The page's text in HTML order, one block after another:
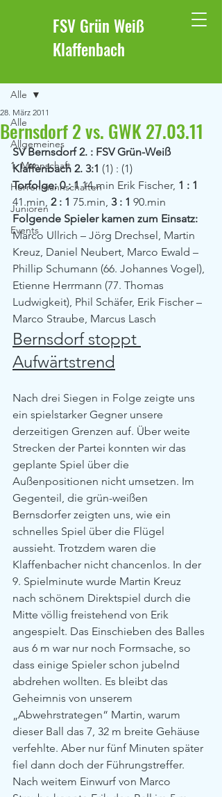
FSV Grün Weiß
Klaffenbach
Alle
Allgemeines
1. Mannschaft
Herrenmannschaften
Junioren
Events
Alle
Bernsdorf 2 vs. GWK 27.03.11
28. März 2011
SV Bernsdorf 2. : FSV Grün-Weiß
Klaffenbach 2. 3:1 (1) : (1)
Torfolge: 0 : 1 14.min Erik Fischer, 1 : 1
41.min, 2 : 1 75.min, 3 : 1 90.min
Folgende Spieler kamen zum Einsatz:
Marco Ullrich – Jörg Drechsel, Martin
Kreuz, Daniel Neubert, Marco Ewald –
Phillip Schumann (66. Johannes Vogel),
Etienne Herrmann (77. Thomas
Ludwigkeit), Phil Schäfer, Erik Fischer –
Marco Straube, Marcus Lasch
Bernsdorf stoppt
Aufwärtstrend
Nach drei Siegen in Folge zeigte uns
ein spielstarker Gegner unsere
derzeitigen Grenzen auf. Über weite
Strecken der Partei konnten wir das
geplante Spiel über die
Außenpositionen nicht umsetzen. Im
Gegenteil, die grün-weißen
Bernsdorfer zeigten uns, wie ein
schnelles Spiel über die Flügel
aussieht. Trotzdem waren die
Klaffenbacher nicht chancenlos. In der
9. Spielminute wurde Martin Kreuz
nach schönem Direktspiel durch die
Mitte völlig freistehend von Erik
angespielt. Das Einschieben des Balles
aus 6 m war nur noch Formsache, so
dass einige Spieler schon jubelnd
abdrehen wollten. Es bleibt das
Geheimnis von unserem
„Abwehrstrategen“ Martin, warum
dieser Ball das 7, 32 m breite Gehäuse
verfehlte. Aber nur fünf Minuten später
fiel dann doch der Führungstreffer.
Nach weitem Einwurf von Marco